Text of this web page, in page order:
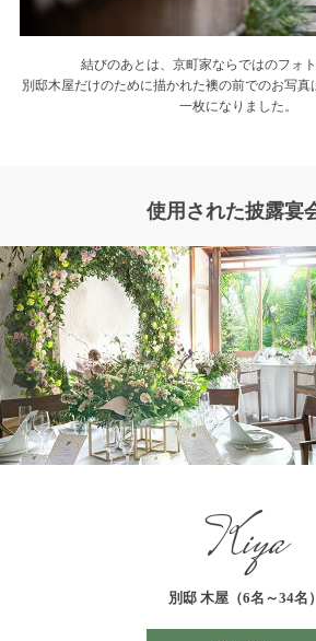
結びのあとは、京町家ならではのフォト
別邸木屋だけのために描かれた襖の前でのお写
一枚になりました。
使用された披露宴
Kiya
別邸 木屋（6名～34名）